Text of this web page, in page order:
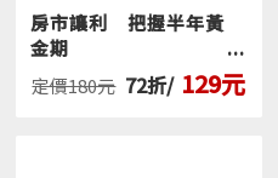
房市讓利 把握半年黃
金期
定價180元 72折/ 129元